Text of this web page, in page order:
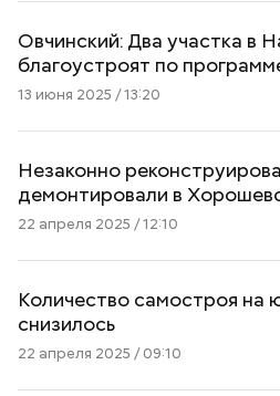
Овчинский: Два участка в
благоустроят по
13 июня 2025 / 13:20
Незаконно
демонтировали в
22 апреля 2025 / 12:10
Количество самостроя на
снизилось
22 апреля 2025 / 09:10